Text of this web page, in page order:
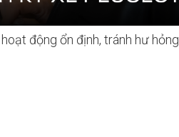
động ổn định, tránh hư hỏng